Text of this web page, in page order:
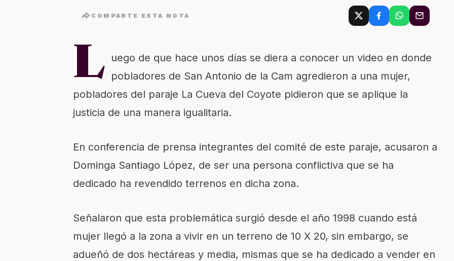
COMPARTE ESTA NOTA
L uego de que hace unos días se diera a conocer un video en donde
pobladores de San Antonio de la Cam agredieron a una mujer,
pobladores del paraje La Cueva del Coyote pidieron que se aplique la
justicia de una manera igualitaria.
En conferencia de prensa integrantes del comité de este paraje, acusaron a
Dominga Santiago López, de ser una persona conflictiva que se ha
dedicado ha revendido terrenos en dicha zona.
Señalaron que esta problemática surgió desde el año 1998 cuando está
mujer llegó a la zona a vivir en un terreno de 10 X 20, sin embargo, se
adueñó de dos hectáreas y media, mismas que se ha dedicado a vender en